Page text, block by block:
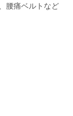
腰痛ベルトなど